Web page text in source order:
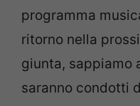
programma
ritorno nella
giunta, sappiamo
saranno condotti